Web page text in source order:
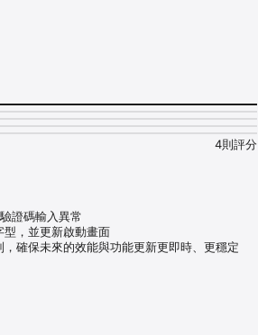
4則評分
證碼輸入異常
，並更新啟動畫面
確保未來的效能與功能更新更即時、更穩定